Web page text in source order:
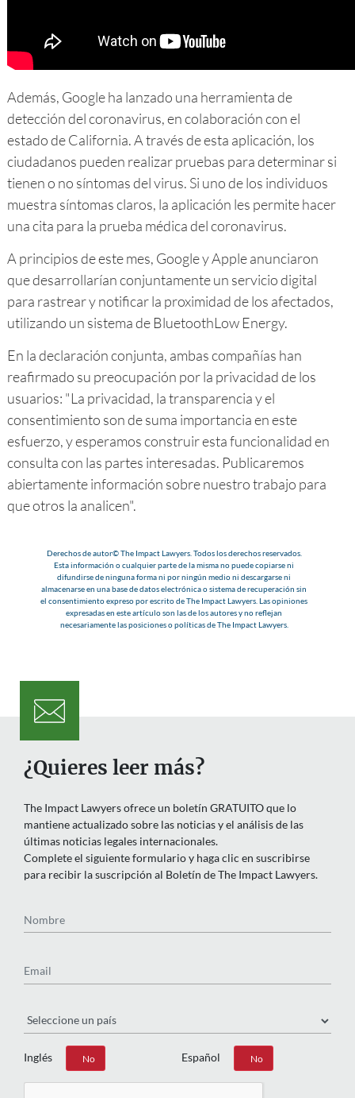
Además, Google ha lanzado una herramienta de
detección del coronavirus, en colaboración con el
estado de California. A través de esta aplicación, los
ciudadanos pueden realizar pruebas para determinar si
tienen o no síntomas del virus. Si uno de los individuos
muestra síntomas claros, la aplicación les permite hacer
una cita para la prueba médica del coronavirus.
A principios de este mes, Google y Apple anunciaron
que desarrollarían conjuntamente un servicio digital
para rastrear y notificar la proximidad de los afectados,
utilizando un sistema de BluetoothLow Energy.
En la declaración conjunta, ambas compañías han
reafirmado su preocupación por la privacidad de los
usuarios: "La privacidad, la transparencia y el
consentimiento son de suma importancia en este
esfuerzo, y esperamos construir esta funcionalidad en
consulta con las partes interesadas. Publicaremos
abiertamente información sobre nuestro trabajo para
que otros la analicen".
Derechos de autor© The Impact Lawyers. Todos los derechos reservados.
Esta información o cualquier parte de la misma no puede copiarse ni
difundirse de ninguna forma ni por ningún medio ni descargarse ni
almacenarse en una base de datos electrónica o sistema de recuperación sin
el consentimiento expreso por escrito de The Impact Lawyers. Las opiniones
expresadas en este artículo son las de los autores y no reflejan
necesariamente las posiciones o políticas de The Impact Lawyers.
¿Quieres leer más?
The Impact Lawyers ofrece un boletín GRATUITO que lo
mantiene actualizado sobre las noticias y el análisis de las
últimas noticias legales internacionales.
Complete el siguiente formulario y haga clic en suscribirse
para recibir la suscripción al Boletín de The Impact Lawyers.
Inglés
Sí No Español
Sí No